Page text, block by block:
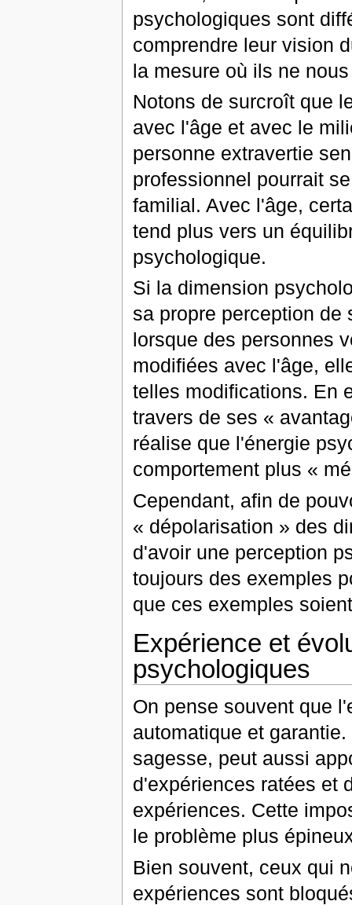
psychologiques sont
comprendre leur vision
la mesure où ils ne
Notons de surcroît que
avec l'âge et avec le
personne extravertie
professionnel pourrait
familial. Avec l'âge,
tend plus vers un
psychologique.
Si la dimension
sa propre perception de
lorsque des personnes
modifiées avec l'âge,
telles modifications. En
travers de ses «
réalise que l'énergie
comportement plus «
Cependant, afin de
« dépolarisation » des
d'avoir une perception
toujours des exemples
que ces exemples
Expérience et
psychologiques
On pense souvent que
automatique et
sagesse, peut aussi
d'expériences ratées et
expériences. Cette
le problème plus
Bien souvent, ceux qui
expériences sont